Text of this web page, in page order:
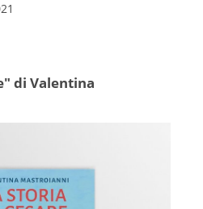
di Valentina